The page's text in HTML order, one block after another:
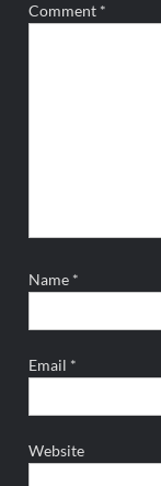
Comment *
Name *
Email *
Website